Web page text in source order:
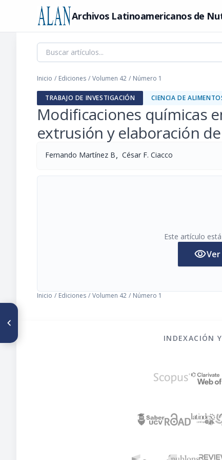
Archivos Latinoamericanos de
Inicio / Ediciones / Volumen 42 / Número 1
TRABAJO DE INVESTIGACIÓN CIENCIA DE
Modificaciones químicas
extrusión y elaboración
Fernando Martínez B, César F. Ciacco
Este artículo
visibility
Inicio / Ediciones / Volumen 42 / Número 1
INDEXACIÓN